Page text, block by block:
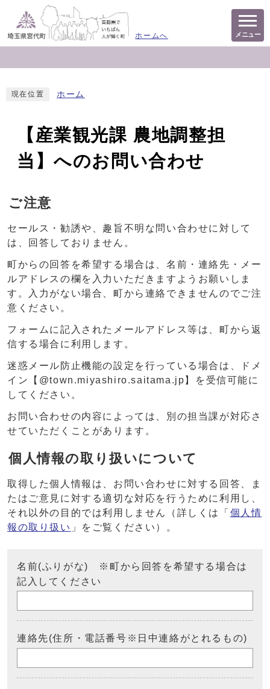
ホームへ メニュー
現在位置 ホーム
【産業観光課 農地調整担
当】へのお問い合わせ
ご注意
セールス・勧誘や、趣旨不明な問い合わせに対して
は、回答しておりません。
町からの回答を希望する場合は、名前・連絡先・メー
ルアドレスの欄を入力いただきますようお願いしま
す。入力がない場合、町から連絡できませんのでご注
意ください。
フォームに記入されたメールアドレス等は、町から返
信する場合に利用します。
迷惑メール防止機能の設定を行っている場合は、ドメ
イン【@town.miyashiro.saitama.jp】を受信可能に
してください。
お問い合わせの内容によっては、別の担当課が対応さ
せていただくことがあります。
個人情報の取り扱いについて
取得した個人情報は、お問い合わせに対する回答、ま
たはご意見に対する適切な対応を行うために利用し、
それ以外の目的では利用しません（詳しくは「 個人情
報の取り扱い 」をご覧ください）。
名前(ふりがな) ※町から回答を希望する場合は
記入してください
連絡先(住所・電話番号※日中連絡がとれるもの)